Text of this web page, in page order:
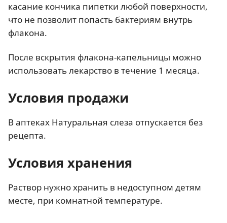
касание кончика пипетки любой поверхности,
что не позволит попасть бактериям внутрь
флакона.
После вскрытия флакона-капельницы можно
использовать лекарство в течение 1 месяца.
Условия продажи
В аптеках Натуральная слеза отпускается без
рецепта.
Условия хранения
Раствор нужно хранить в недоступном детям
месте, при комнатной температуре.